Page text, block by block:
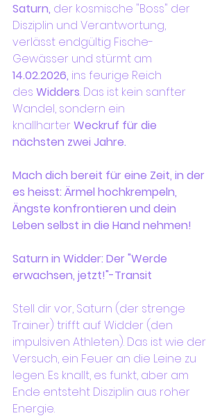
Saturn, der kosmische "Boss" der
Disziplin und Verantwortung,
verlässt endgültig Fische-
Gewässer und stürmt am
14.02.2026, ins feurige Reich
des Widders. Das ist kein sanfter
Wandel, sondern ein
knallharter Weckruf für die
nächsten zwei Jahre.
Mach dich bereit für eine Zeit, in der
es heisst: Ärmel hochkrempeln,
Ängste konfrontieren und dein
Leben selbst in die Hand nehmen!
Saturn in Widder: Der "Werde
erwachsen, jetzt!"-Transit
Stell dir vor, Saturn (der strenge
Trainer) trifft auf Widder (den
impulsiven Athleten). Das ist wie der
Versuch, ein Feuer an die Leine zu
legen. Es knallt, es funkt, aber am
Ende entsteht Disziplin aus roher
Energie.